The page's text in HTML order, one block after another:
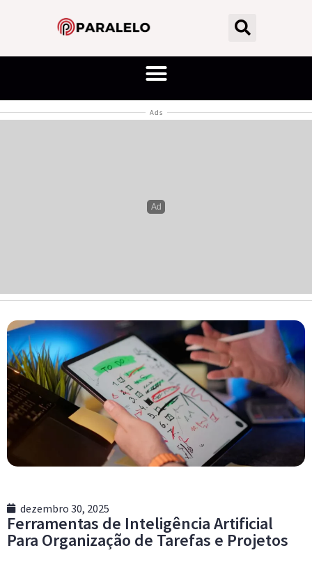
dezembro 30, 2025
Ferramentas de Inteligência Artificial
Para Organização de Tarefas e Projetos
Introdução
O avanço da tecnologia transformou profundamente a
pessoais, e as
para organizaçãosurgem como aliadas essenciais
nesse novo cenário.